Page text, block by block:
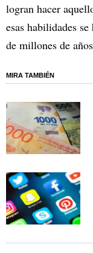
logran hacer
esas habilidades
de millones de
MIRA TAMBIÉN